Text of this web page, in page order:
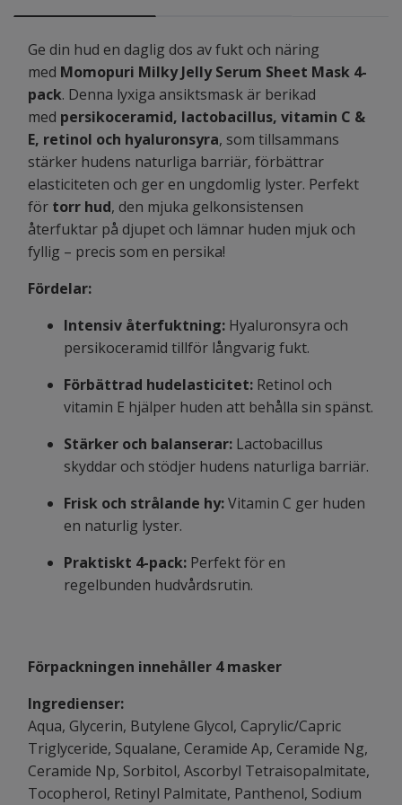
Ge din hud en daglig dos av fukt och näring
med Momopuri Milky Jelly Serum Sheet Mask 4-
pack. Denna lyxiga ansiktsmask är berikad
med persikoceramid, lactobacillus, vitamin C &
E, retinol och hyaluronsyra, som tillsammans
stärker hudens naturliga barriär, förbättrar
elasticiteten och ger en ungdomlig lyster. Perfekt
för torr hud, den mjuka gelkonsistensen
återfuktar på djupet och lämnar huden mjuk och
fyllig – precis som en persika!
Fördelar:
Intensiv återfuktning: Hyaluronsyra och
persikoceramid tillför långvarig fukt.
Förbättrad hudelasticitet: Retinol och
vitamin E hjälper huden att behålla sin spänst.
Stärker och balanserar: Lactobacillus
skyddar och stödjer hudens naturliga barriär.
Frisk och strålande hy:Vitamin C ger huden
en naturlig lyster.
Praktiskt 4-pack: Perfekt för en
regelbunden hudvårdsrutin.
Förpackningen innehåller 4 masker
Ingredienser:
Aqua, Glycerin, Butylene Glycol, Caprylic/Capric
Triglyceride, Squalane, Ceramide Ap, Ceramide Ng,
Ceramide Np, Sorbitol, Ascorbyl Tetraisopalmitate,
Tocopherol, Retinyl Palmitate, Panthenol, Sodium